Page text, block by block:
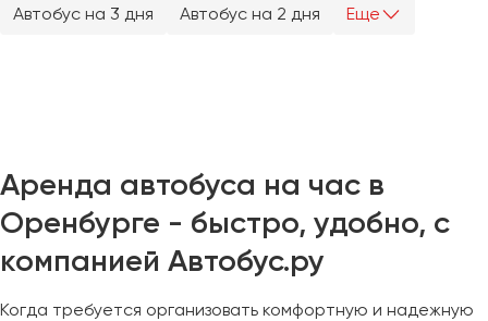
Автобус на 3 дня
Автобус на 2 дня Еще
Аренда автобуса на час в
Оренбурге - быстро, удобно, с
компанией Автобус.ру
Когда требуется организовать комфортную и надежную